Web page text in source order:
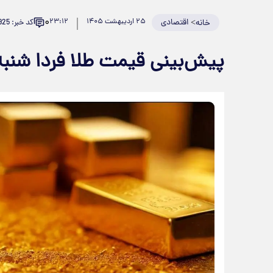
خانه>اقتصادی ۲۵ اردیبهشت ۱۴۰۵ ۲۳:۱۲۰ کد خبر: 981925
پیش‌بینی قیمت طلا فردا شنبه ۲۶ اردیبهشت